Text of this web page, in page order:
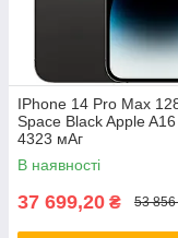
IPhone 14 Pro Max
Space Black Apple
4323 мАг
В наявності
37 699,20 ₴ 53 856